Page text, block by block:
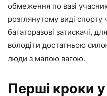
обмеження по вазі
розглянутому виді
багаторазові затискачі,
володіти достатньою
люди з малою вагою.
Перші кроки